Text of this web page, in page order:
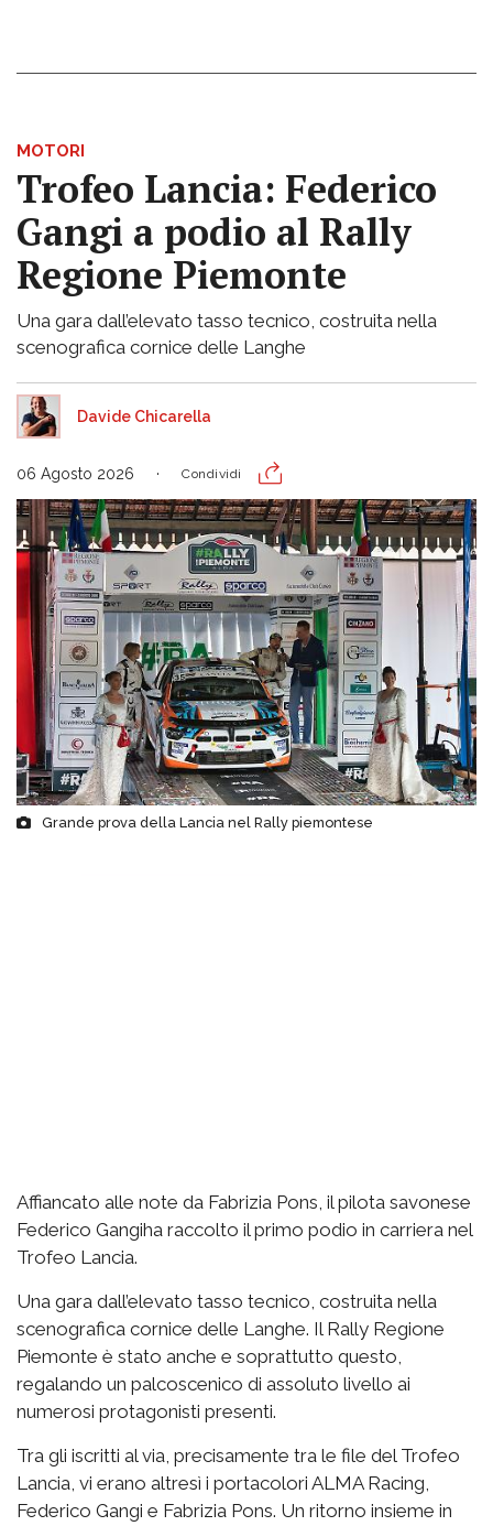
MOTORI
Trofeo Lancia: Federico
Gangi a podio al Rally
Regione Piemonte
Una gara dall’elevato tasso tecnico, costruita nella
scenografica cornice delle Langhe
Davide Chicarella
06 Agosto 2026 Condividi
Grande prova della Lancia nel Rally piemontese
Affiancato alle note da Fabrizia Pons, il pilota savonese
Federico Gangiha raccolto il primo podio in carriera nel
Trofeo Lancia.
Una gara dall’elevato tasso tecnico, costruita nella
scenografica cornice delle Langhe. Il Rally Regione
Piemonte è stato anche e soprattutto questo,
regalando un palcoscenico di assoluto livello ai
numerosi protagonisti presenti.
Tra gli iscritti al via, precisamente tra le file del Trofeo
Lancia, vi erano altresì i portacolori ALMA Racing,
Federico Gangi e Fabrizia Pons. Un ritorno insieme in